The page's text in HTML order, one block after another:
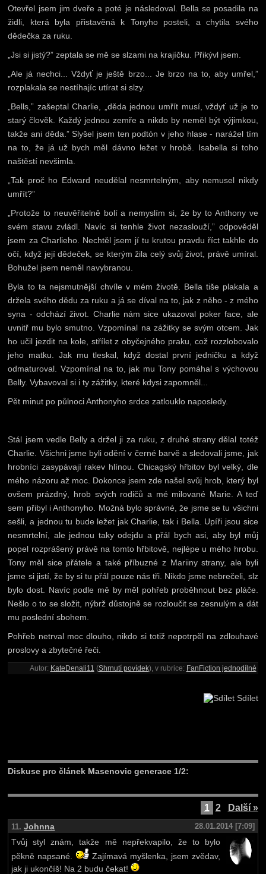
Otevřel jsem jim dveře a poté je následoval. Bella se posadila na
židli, která byla přistavěná k Tonyho posteli, a chytila svého
dědečka za ruku.
„Jsi si jistý?” zeptala se mě se slzami na krajíčku. Přikývl jsem.
„Ale já nechci... Vždyť je ještě brzo... Je brzo na to, aby umřel,”
rozplakala se nestíhajíc utírat si slzy.
„Bells,” zašeptal Charlie, „děda jednou umřít musí, vždyť už je to
starý člověk. Každý jednou zemře a nikdo by neměl být výjimkou,
takže ani děda.” Slyšel jsem ten podtón v jeho hlase - narážel tím
na to, že já už bych měl dávno ležet v hrobě. Isabella si toho
naštěstí nevšimla.
„Tak proč ho Edward neudělal nesmrtelným, aby nemusel nikdy
umřít?”
„Protože to neuvěřitelně bolí a nemyslím si, že by to Anthony ve
svém stavu zvládl. Navíc si tenhle život nezaslouží,” odpověděl
jsem za Charlieho. Nechtěl jsem jí tu krutou pravdu říct takhle do
očí, když její dědeček, se kterým žila celý svůj život, právě umíral.
Bohužel jsem neměl navybranou.
Byla to ta nejsmutnější chvíle v mém životě. Bella tiše plakala a
držela svého dědu za ruku a já se díval na to, jak z něho - z mého
syna - odchází život. Charlie nám sice ukazoval poker face, ale
uvnitř mu bylo smutno. Vzpomínal na zážitky se svým otcem. Jak
ho učil jezdit na kole, střílet z obyčejného praku, což rozzlobovalo
jeho matku. Jak mu tleskal, když dostal první jedničku a když
odmaturoval. Vzpomínal na to, jak mu Tony pomáhal s výchovou
Belly. Vybavoval si i ty zážitky, které kdysi zapomněl...
Pět minut po půlnoci Anthonyho srdce zatlouklo naposledy.
Stál jsem vedle Belly a držel ji za ruku, z druhé strany dělal totéž
Charlie. Všichni jsme byli odění v černé barvě a sledovali jsme, jak
hrobníci zasypávají rakev hlínou. Chicagský hřbitov byl velký, dle
mého názoru až moc. Dokonce jsem zde našel svůj hrob, který byl
ovšem prázdný, hrob svých rodičů a mé milované Marie. A teď
sem přibyl i Anthonyho. Možná bylo správné, že jsme se tu všichni
sešli, a jednou tu bude ležet jak Charlie, tak i Bella. Upíři jsou sice
nesmrtelní, ale jednou taky odejdu a přál bych asi, aby byl můj
popel rozprášený právě na tomto hřbitově, nejlépe u mého hrobu.
Tony měl sice přátele a také příbuzné z Mariiny strany, ale byli
jsme si jistí, že by si tu přál pouze nás tři. Nikdo jsme nebrečeli, slz
bylo dost. Navíc podle mě by měl pohřeb proběhnout bez pláče.
Nešlo o to se složit, nýbrž důstojně se rozloučit se zesnulým a dát
mu poslední sbohem.
Pohřeb netrval moc dlouho, nikdo si totiž nepotrpěl na zdlouhavé
proslovy a zbytečné řeči.
Autor: KateDenali11 (Shrnutí povídek), v rubrice: FanFiction jednodílné
Sdílet
Diskuse pro článek Masenovic generace 1/2:
1 2 Další »
11. Johnna
28.01.2014 [7:09]
Tvůj styl znám, takže mě nepřekvapilo, že to bylo
pěkně napsané.
Zajímavá myšlenka, jsem zvědav,
jak ji ukončíš! Na 2 budu čekat!